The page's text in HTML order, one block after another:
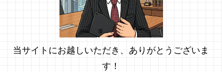
当サイトにお越しいただき、ありがとうございま
す！